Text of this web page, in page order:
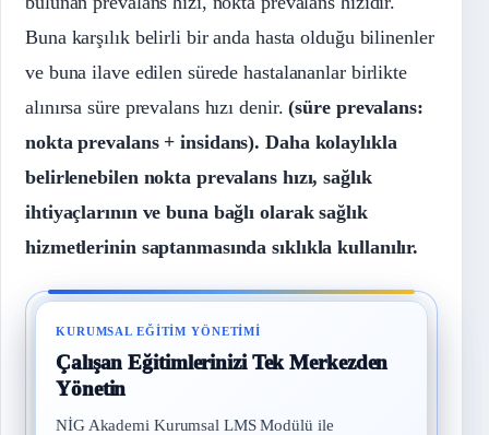
Buna karşılık belirli bir anda hasta olduğu bilinenler
ve buna ilave edilen sürede hastalananlar birlikte
alınırsa süre prevalans hızı denir. (süre prevalans:
nokta prevalans + insidans). Daha kolaylıkla
belirlenebilen nokta prevalans hızı, sağlık
ihtiyaçlarının ve buna bağlı olarak sağlık
hizmetlerinin saptanmasında sıklıkla kullanılır.
KURUMSAL EĞITIM YÖNETIMI
Çalışan Eğitimlerinizi Tek Merkezden
Yönetin
NİG Akademi Kurumsal LMS Modülü ile